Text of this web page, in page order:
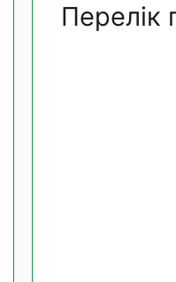
Перелік